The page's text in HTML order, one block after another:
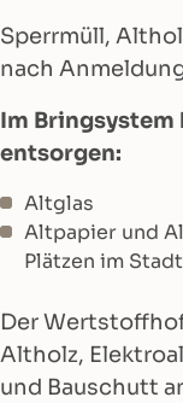
Sperrmüll,
nach
Im
entsorgen:
Altglas
Altpapier und
Plätzen im
Der
Altholz,
und Bauschutt